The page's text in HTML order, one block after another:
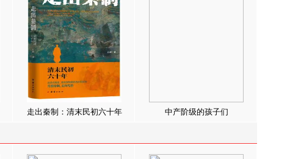
走出秦制：清末民初六十年 中产阶级的孩子们